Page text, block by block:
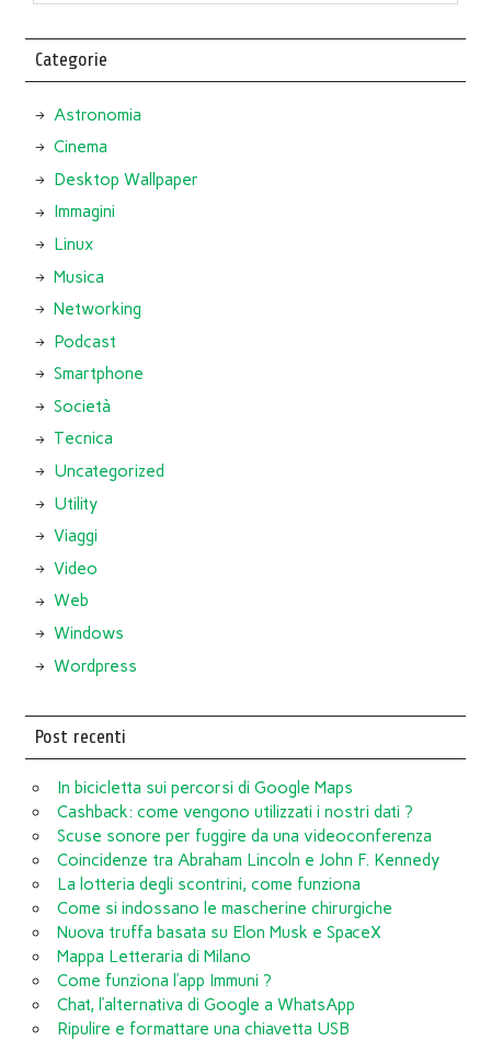
Categorie
Astronomia
Cinema
Desktop Wallpaper
Immagini
Linux
Musica
Networking
Podcast
Smartphone
Società
Tecnica
Uncategorized
Utility
Viaggi
Video
Web
Windows
Wordpress
Post recenti
In bicicletta sui percorsi di Google Maps
Cashback: come vengono utilizzati i nostri dati ?
Scuse sonore per fuggire da una videoconferenza
Coincidenze tra Abraham Lincoln e John F. Kennedy
La lotteria degli scontrini, come funziona
Come si indossano le mascherine chirurgiche
Nuova truffa basata su Elon Musk e SpaceX
Mappa Letteraria di Milano
Come funziona l’app Immuni ?
Chat, l’alternativa di Google a WhatsApp
Ripulire e formattare una chiavetta USB